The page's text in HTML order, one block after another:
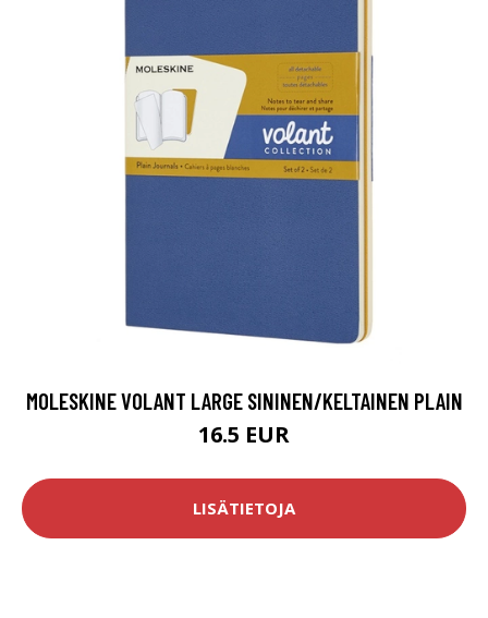
MOLESKINE VOLANT LARGE SININEN/KELTAINEN PLAIN
16.5 EUR
LISÄTIETOJA